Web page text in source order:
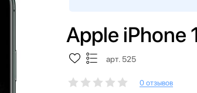
Apple iPhone
арт. 525
0 отзывов